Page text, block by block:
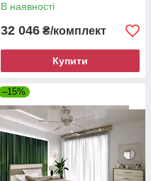
В наявності
32 046 ₴/комплект
Купити
–15%